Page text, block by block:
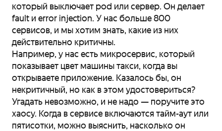
который выключает pod или сервер. Он делает
fault и error injection. У нас больше 800
сервисов, и мы хотим знать, какие из них
действительно критичны.
Например, у нас есть микросервис, который
показывает цвет машины такси, когда вы
открываете приложение. Казалось бы, он
некритичный, но как в этом удостовериться?
Угадать невозможно, и не надо — поручите это
хаосу. Когда в сервисе включаются тайм-аут или
пятисотки, можно выяснить, насколько он